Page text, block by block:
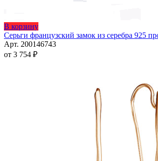
В корзинуЭтот
товар
имеет
Серьги французский замок из серебра 925
Арт. 200146743
от 3 754 ₽